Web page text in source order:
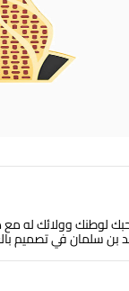
لوطنك وولائك له مع